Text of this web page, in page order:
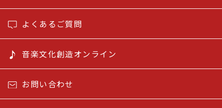
よくあるご質問
音楽文化創造オンライン
お問い合わせ